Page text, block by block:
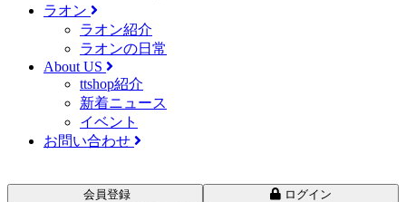
ラオン
ラオン紹介
ラオンの日常
About US
ttshop紹介
新着ニュース
イベント
お問い合わせ
会員登録 ログイン